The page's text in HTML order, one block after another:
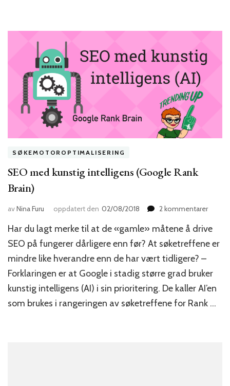
SØKEMOTOROPTIMALISERING
SEO med kunstig intelligens (Google Rank
Brain)
avNina Furu oppdatert den 02/08/2018 2 kommentarertil
med
kunstig
Rank
Har du lagt merke til at de «gamle» måtene å drive
SEO på fungerer dårligere enn før? At søketreffene er
mindre like hverandre enn de har vært tidligere? –
Forklaringen er at Google i stadig større grad bruker
kunstig intelligens (AI) i sin prioritering. De kaller AI’en
som brukes i rangeringen av søketreffene for Rank …